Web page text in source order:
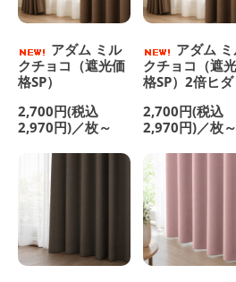
アダム ミル
クチョコ（遮光価
格SP）
2,700円(税込
2,970円)／枚～
アダム
クチョコ（遮
格SP）2倍ヒダ
2,700円(税込
2,970円)／枚～